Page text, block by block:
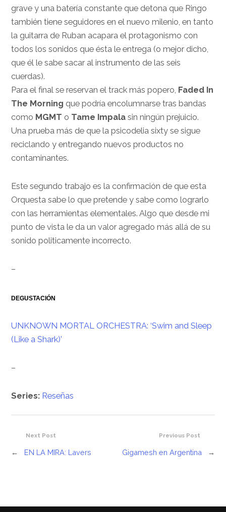
grave y una batería constante que detona que Ringo
también tiene seguidores en el nuevo milenio, en tanto
la guitarra de Ruban acapara el protagonismo con
todos los sonidos que ésta le entrega (o mejor dicho,
que él le sabe sacar al instrumento de las seis
cuerdas).
Para el final se reservan el track más popero, Faded In
The Morning que podría encolumnarse tras bandas
como MGMT o Tame Impala sin ningún prejuicio.
Una prueba más de que la psicodelia sixty se sigue
reciclando y entregando nuevos productos no
contaminantes.
Este segundo trabajo es la confirmación de que esta
Orquesta sabe lo que pretende y sabe como lograrlo
con las herramientas elementales. Algo que desde mi
punto de vista le da un valor agregado más allá de su
sonido politicamente incorrecto.
–
DEGUSTACIÓN
UNKNOWN MORTAL ORCHESTRA: ‘Swim and Sleep
(Like a Shark)’
–
Series: Reseñas
Previous Post
Gigamesh en Argentina →
Next Post
← EN LA MIRA: Lavers